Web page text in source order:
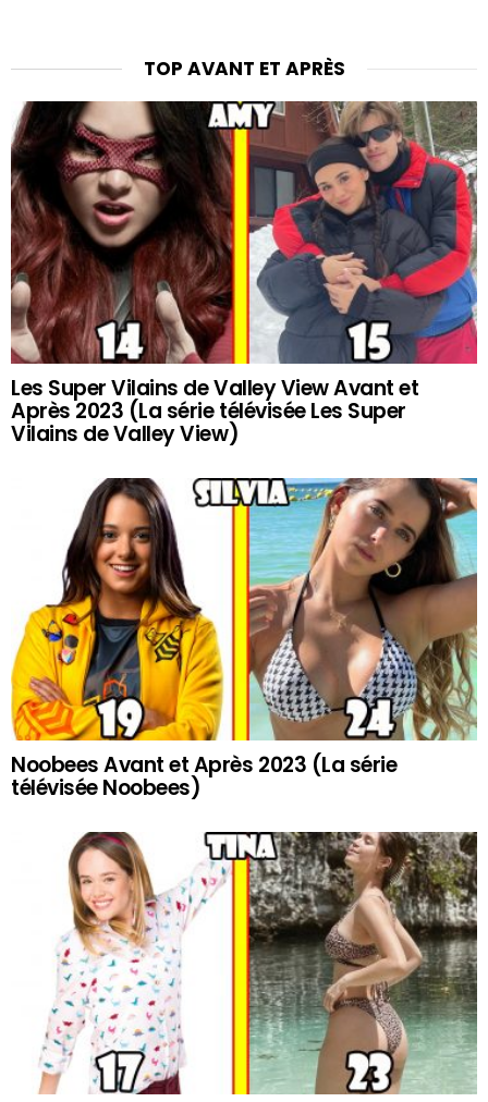
TOP AVANT ET APRÈS
Les Super Vilains de Valley View Avant et
Après 2023 (La série télévisée Les Super
Vilains de Valley View)
Noobees Avant et Après 2023 (La série
télévisée Noobees)